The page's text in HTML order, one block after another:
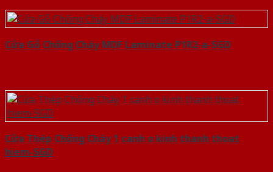
Cửa Gỗ Chống Cháy MDF Laminate P1R2-a-SGD
Cửa Thép Chống Cháy 1 canh o kinh thanh thoat
hiem-SGD